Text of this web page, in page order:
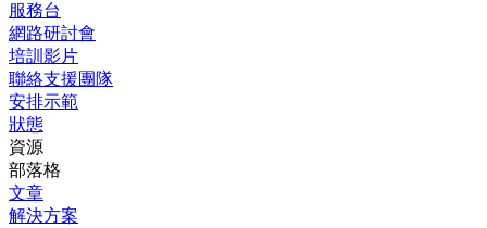
服務台
網路研討會
培訓影片
聯絡支援團隊
安排示範
狀態
資源
部落格
文章
解決方案